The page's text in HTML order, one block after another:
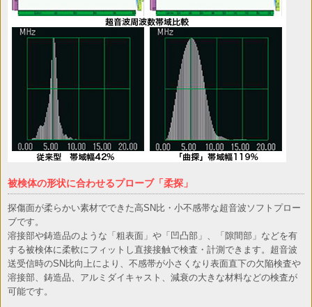
被検体の形状に合わせるプローブ「柔探」
探傷面が柔らかい素材でできた高SN比・小不感帯な超音波ソフトプロー
ブです。
溶接部や鋳造品のような「粗表面」や「凹凸部」、「隙間部」などを有
する被検体に柔軟にフィットし直接接触で検査・計測できます。超音波
送受信時のSN比向上により、不感帯が小さくなり表面直下の欠陥検査や
溶接部、鋳造品、アルミダイキャスト、減衰の大きな材料などの検査が
可能です。